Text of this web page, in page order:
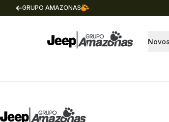
GRUPO AMAZONAS
Novos